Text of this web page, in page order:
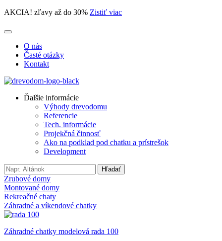
AKCIA! zľavy až do 30% Zistiť viac
O nás
Časté otázky
Kontakt
Ďalšie informácie
Výhody drevodomu
Referencie
Tech. informácie
Projekčná činnosť
Ako na podklad pod chatku a prístrešok
Development
Search
for:
Hľadať
Zrubové domy
Montované domy
Rekreačné chaty
Záhradné a víkendové chatky
Záhradné chatky modelová rada 100